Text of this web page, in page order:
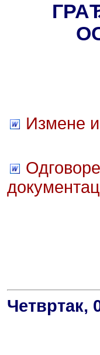
Измене
Четвртак,